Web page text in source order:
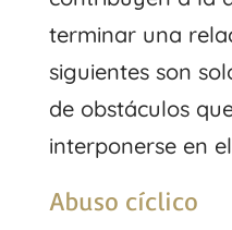
terminar una
siguientes son
de obstáculos
interponerse en
Abuso cíclico